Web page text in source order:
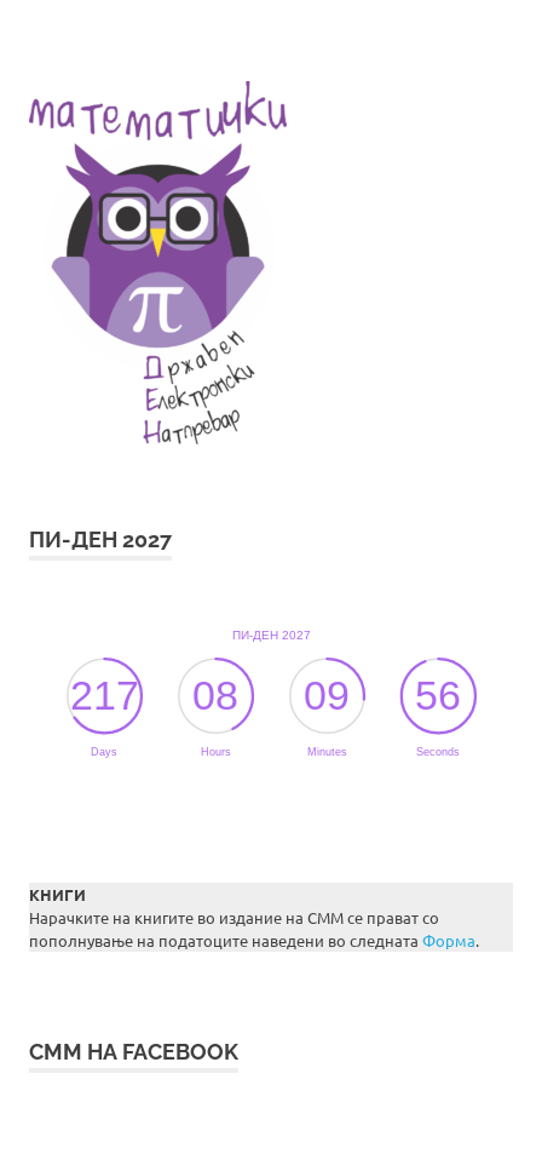
ПИ-ДЕН 2027
КНИГИ
Нарачките на книгите во издание на СММ се прават со
пополнување на податоците наведени во следната Форма.
СММ НА FACEBOOK